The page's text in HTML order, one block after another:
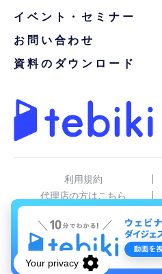
イベント・セミナー
お問い合わせ
資料のダウンロード
利用規約
代理店の方はこちら
©